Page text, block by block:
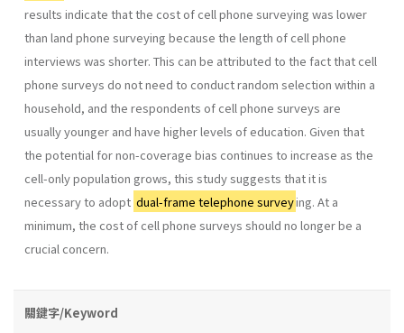
results indicate that the cost of cell phone surveying was lower
than land phone surveying because the length of cell phone
interviews was shorter. This can be attributed to the fact that cell
phone surveys do not need to conduct random selection within a
household, and the respondents of cell phone surveys are
usually younger and have higher levels of education. Given that
the potential for non-coverage bias continues to increase as the
cell-only population grows, this study suggests that it is
necessary to adopt dual-frame telephone surveying. At a
minimum, the cost of cell phone surveys should no longer be a
crucial concern.
關鍵字/Keyword